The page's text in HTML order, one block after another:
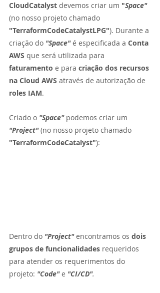
CloudCatalyst devemos criar um "Space"
(no nosso projeto chamado
"TerraformCodeCatalystLPG"). Durante a
criação do "Space" é especificada a Conta
AWS que será utilizada para
faturamento e para criação dos recursos
na Cloud AWS através de autorização de
roles IAM.
Criado o "Space" podemos criar um
"Project" (no nosso projeto chamado
"TerraformCodeCatalyst"):
Dentro do "Project" encontramos os dois
grupos de funcionalidades requeridos
para atender os requerimentos do
projeto: "Code" e "CI/CD".